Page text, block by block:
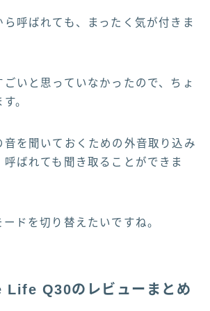
ら呼ばれても、まったく気が付きま
いと思っていなかったので、ちょ
。
音を聞いておくための外音取り込み
ばれても聞き取ることができま
ドを切り替えたいですね。
Q30のレビューまとめ